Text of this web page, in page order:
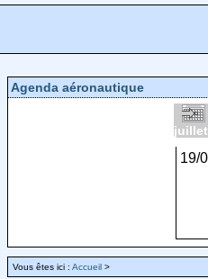
Agenda aéronautique
19/
Vous êtes ici : Accueil >